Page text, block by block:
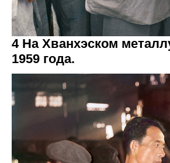
4 На Хванхэском
1959 года.